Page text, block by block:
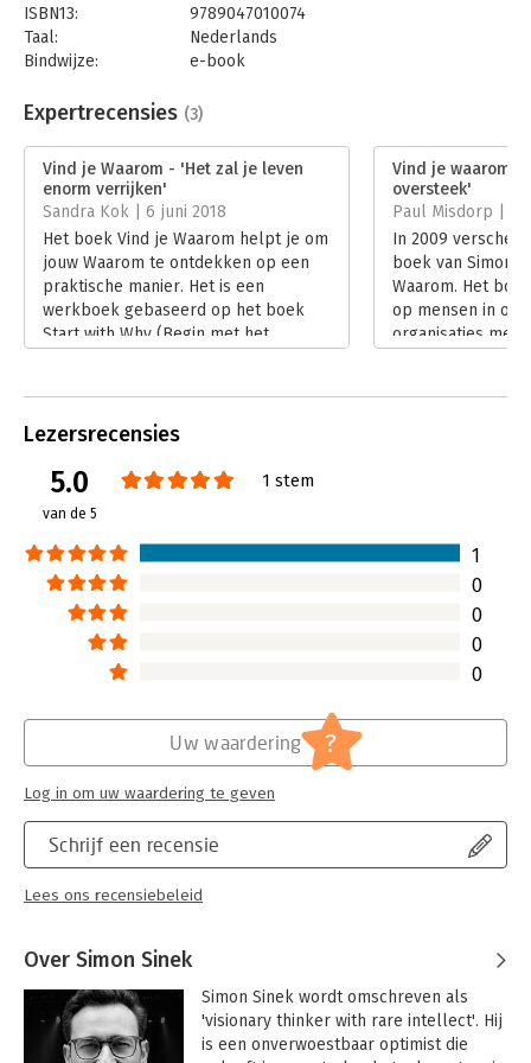
ISBN13:
9789047010074
Taal:
Nederlands
Bindwijze:
e-book
Bestandsformaat:
epub
Uitgever:
Business Contact
Druk:
1
Verschijningsdatum:
13-9-2017
Hoofdrubriek:
Persoonlijke effectiviteit
Serie:
Business Bibliotheek
Expertrecensies (3)
Vind je Waarom - 'Het zal je leven
enorm verrijken'
Sandra Kok | 6 juni 2018
Het boek Vind je Waarom helpt je om
jouw Waarom te ontdekken op een
praktische manier. Het is een
werkboek gebaseerd op het boek
Start with Why (Begin met het
Vind je waarom -
oversteek'
Paul Misdorp | 20
In 2009
boek van Simon
Waarom. Het
op mensen in
organisaties
Lezersrecensies
5.0
van de 5
1 stem
1
0
0
0
0
Schrijf een recensie
Lees ons recensiebeleid
Uw waardering ?
Log in om uw waardering te geven
Over Simon Sinek
Simon Sinek wordt omschreven als
'visionary thinker with rare intellect'. Hij
is een onverwoestbaar optimist die